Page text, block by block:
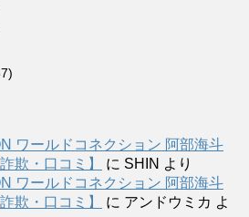
ワールドコネクション 阿部海斗
欺・口コミ】
に SHIN より
ワールドコネクション 阿部海斗
欺・口コミ】
に アンドウミカ よ